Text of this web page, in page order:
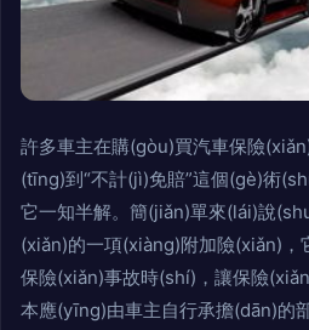
許多車主在購(gòu)買汽車保險
(tīng)到“不計(jì)免賠”這個(gè)術
它一知半解。簡(jiǎn)單來(lái)說
(xiǎn)的一項(xiàng)附加險(xiǎn)，
保險(xiǎn)事故時(shí)，讓保險
本應(yīng)由車主自行承擔(dān)的